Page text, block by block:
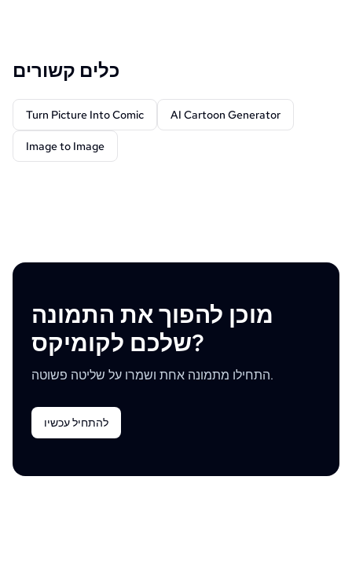
כלים קשורים
Turn Picture Into Comic AI Cartoon Generator
Image to Image
מוכן להפוך את התמונה
שלכם לקומיקס?
התחילו מתמונה אחת ושמרו על שליטה פשוטה.
להתחיל עכשיו